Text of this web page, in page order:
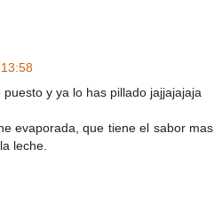
y ya lo has pillado jajjajajaja
evaporada, que tiene el sabor mas
leche.